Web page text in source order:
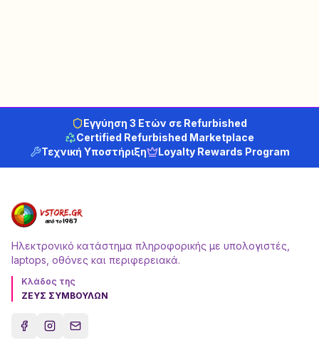
Εγγύηση 3 Ετών σε Refurbished
Certified Refurbished Marketplace
Τεχνική Υποστήριξη
Loyalty Rewards Program
Ηλεκτρονικό κατάστημα πληροφορικής με υπολογιστές,
laptops, οθόνες και περιφερειακά.
Κλάδος της
ΖΕΥΣ ΣΥΜΒΟΥΛΩΝ